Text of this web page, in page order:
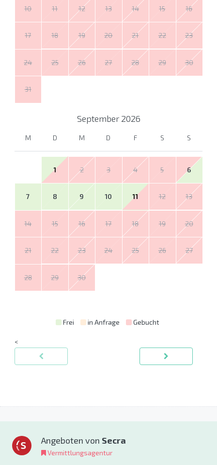
10 11 12 13 14 15 16
17 18 19 20 21 22 23
24 25 26 27 28 29 30
31
September 2026
M D M D F S S
1 2 3 4 5 6
7 8 9 10 11 12 13
14 15 16 17 18 19 20
21 22 23 24 25 26 27
28 29 30
Frei in Anfrage Gebucht
<
Angeboten von Secra
Vermittlungsagentur